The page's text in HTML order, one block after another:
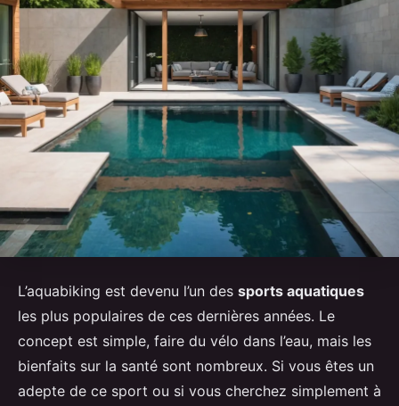
L’aquabiking est devenu l’un des sports aquatiques
les plus populaires de ces dernières années. Le
concept est simple, faire du vélo dans l’eau, mais les
bienfaits sur la santé sont nombreux. Si vous êtes un
adepte de ce sport ou si vous cherchez simplement à